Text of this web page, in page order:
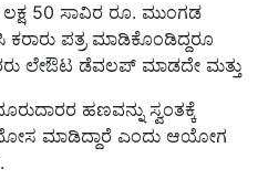
ಲಕ್ಷ 50 ಸಾವಿರ ರೂ. ಮುಂಗಡ
ಕರಾರು ಪತ್ರ ಮಾಡಿಕೊಂಡಿದ್ದರೂ
ಲೇಔಟ ಡೆವಲಪ್ ಮಾಡದೇ ಮತ್ತು
ಹಣವನ್ನು ಸ್ವಂತಕ್ಕೆ
ಮಾಡಿದ್ದಾರೆ ಎಂದು ಆಯೋಗ